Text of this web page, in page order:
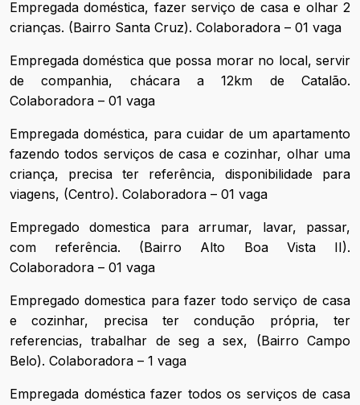
Empregada doméstica, fazer serviço de casa e olhar 2
crianças. (Bairro Santa Cruz). Colaboradora – 01 vaga
Empregada doméstica que possa morar no local, servir
de companhia, chácara a 12km de Catalão.
Colaboradora – 01 vaga
Empregada doméstica, para cuidar de um apartamento
fazendo todos serviços de casa e cozinhar, olhar uma
criança, precisa ter referência, disponibilidade para
viagens, (Centro). Colaboradora – 01 vaga
Empregado domestica para arrumar, lavar, passar,
com referência. (Bairro Alto Boa Vista II).
Colaboradora – 01 vaga
Empregado domestica para fazer todo serviço de casa
e cozinhar, precisa ter condução própria, ter
referencias, trabalhar de seg a sex, (Bairro Campo
Belo). Colaboradora – 1 vaga
Empregada doméstica fazer todos os serviços de casa